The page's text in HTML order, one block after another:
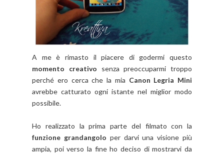
A me è rimasto il piacere di godermi questo
momento creativo senza preoccuparmi troppo
perché ero cerca che la mia Canon Legria Mini
avrebbe catturato ogni istante nel miglior modo
possibile.
Ho realizzato la prima parte del filmato con la
funzione grandangolo per darvi una visione più
ampia, poi verso la fine ho deciso di mostrarvi da